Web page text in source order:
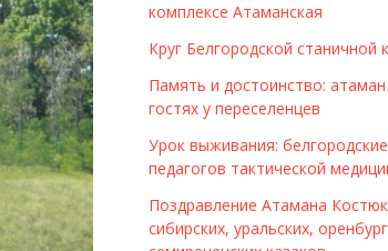
комплексе Атаманская
Круг Белгородской
Память и достоинство:
гостях у переселенцев
Урок выживания:
педагогов тактической
Поздравление Атамана
сибирских, уральских,